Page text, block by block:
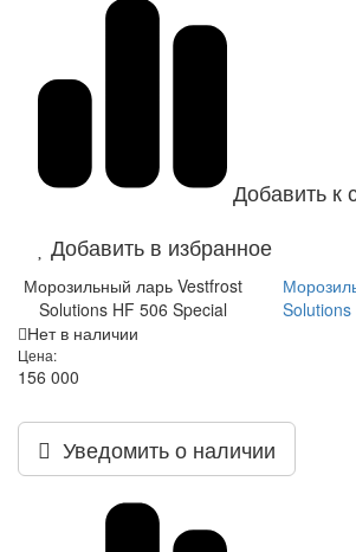
Добавить к
Добавить в избранное
Морозильный ларь Vestfrost
Solutions HF 506 Special
Нет в наличии
Цена:
156 000
Уведомить о наличии